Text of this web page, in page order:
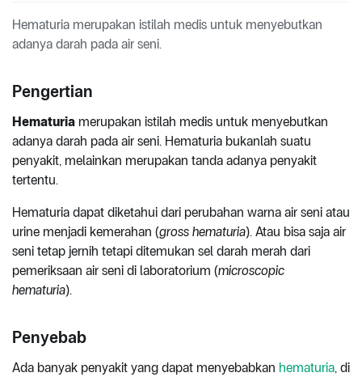
Hematuria merupakan istilah medis untuk menyebutkan
adanya darah pada air seni.
Pengertian
Hematuria merupakan istilah medis untuk menyebutkan
adanya darah pada air seni. Hematuria bukanlah suatu
penyakit, melainkan merupakan tanda adanya penyakit
tertentu.
Hematuria dapat diketahui dari perubahan warna air seni atau
urine menjadi kemerahan (gross hematuria). Atau bisa saja air
seni tetap jernih tetapi ditemukan sel darah merah dari
pemeriksaan air seni di laboratorium (microscopic
hematuria).
Penyebab
Ada banyak penyakit yang dapat menyebabkan hematuria, di